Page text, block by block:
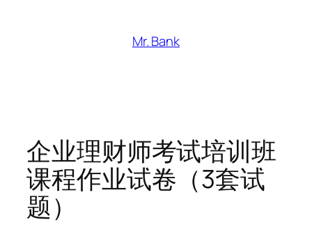
Mr. Bank
企业理财师考试培训班
课程作业试卷（3套试
题）